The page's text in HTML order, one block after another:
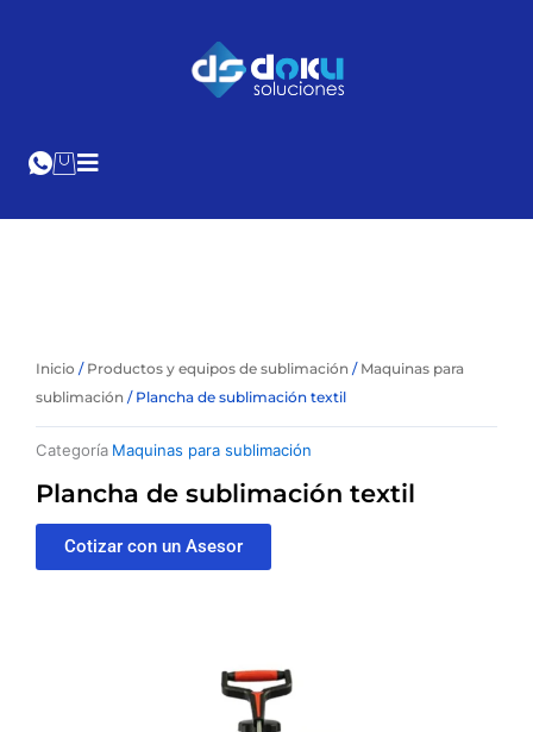
Inicio / Productos y equipos de sublimación / Maquinas para
sublimación / Plancha de sublimación textil
Categoría Maquinas para sublimación
Plancha de sublimación textil
Cotizar con un Asesor